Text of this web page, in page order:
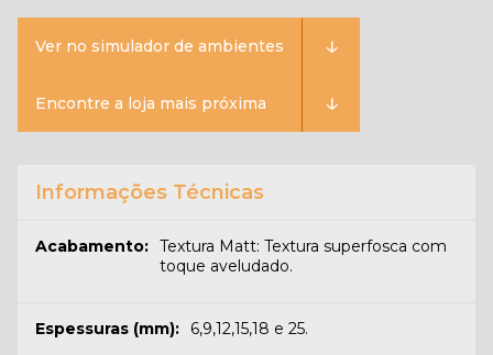
Ver no simulador de ambientes
Encontre a loja mais próxima
Informações Técnicas
Acabamento: Textura Matt: Textura superfosca com
toque aveludado.
Espessuras (mm): 6,9,12,15,18 e 25.